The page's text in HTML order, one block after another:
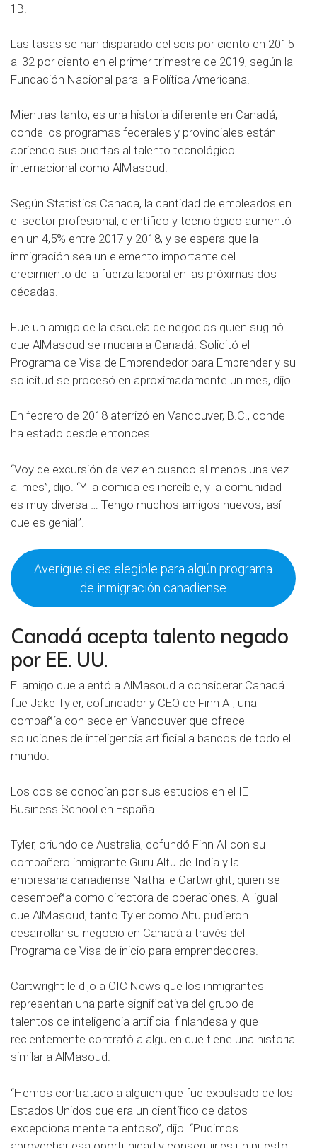
1B.
Las tasas se han disparado del seis por ciento en 2015
al 32 por ciento en el primer trimestre de 2019, según la
Fundación Nacional para la Política Americana.
Mientras tanto, es una historia diferente en Canadá,
donde los programas federales y provinciales están
abriendo sus puertas al talento tecnológico
internacional como AlMasoud.
Según Statistics Canada, la cantidad de empleados en
el sector profesional, científico y tecnológico aumentó
en un 4,5% entre 2017 y 2018, y se espera que la
inmigración sea un elemento importante del
crecimiento de la fuerza laboral en las próximas dos
décadas.
Fue un amigo de la escuela de negocios quien sugirió
que AlMasoud se mudara a Canadá. Solicitó el
Programa de Visa de Emprendedor para Emprender y su
solicitud se procesó en aproximadamente un mes, dijo.
En febrero de 2018 aterrizó en Vancouver, B.C., donde
ha estado desde entonces.
“Voy de excursión de vez en cuando al menos una vez
al mes”, dijo. “Y la comida es increíble, y la comunidad
es muy diversa … Tengo muchos amigos nuevos, así
que es genial”.
Averigüe si es elegible para algún programa
de inmigración canadiense
Canadá acepta talento negado
por EE. UU.
El amigo que alentó a AlMasoud a considerar Canadá
fue Jake Tyler, cofundador y CEO de Finn AI, una
compañía con sede en Vancouver que ofrece
soluciones de inteligencia artificial a bancos de todo el
mundo.
Los dos se conocían por sus estudios en el IE
Business School en España.
Tyler, oriundo de Australia, cofundó Finn AI con su
compañero inmigrante Guru Altu de India y la
empresaria canadiense Nathalie Cartwright, quien se
desempeña como directora de operaciones. Al igual
que AlMasoud, tanto Tyler como Altu pudieron
desarrollar su negocio en Canadá a través del
Programa de Visa de inicio para emprendedores.
Cartwright le dijo a CIC News que los inmigrantes
representan una parte significativa del grupo de
talentos de inteligencia artificial finlandesa y que
recientemente contrató a alguien que tiene una historia
similar a AlMasoud.
“Hemos contratado a alguien que fue expulsado de los
Estados Unidos que era un científico de datos
excepcionalmente talentoso”, dijo. “Pudimos